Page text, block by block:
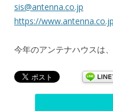
sis@antenna.co.jp
https://
今年のアンテナハウスは